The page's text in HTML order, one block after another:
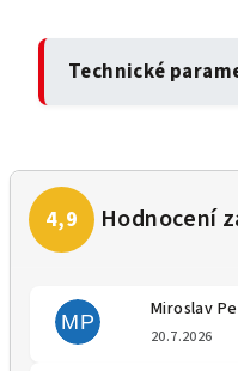
Technické
MP
Miroslav
20.7.2026